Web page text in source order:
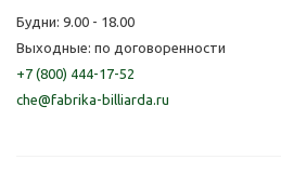
Будни: 9.00 - 18.00
Выходные: по договоренности
+7 (800) 444-17-52
che@fabrika-billiarda.ru